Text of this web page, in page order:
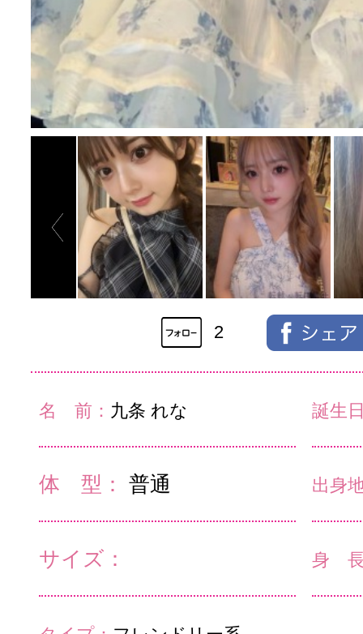
2
名 前： 九条 れな 誕生
サイズ：
体 型： 普通 出身
身